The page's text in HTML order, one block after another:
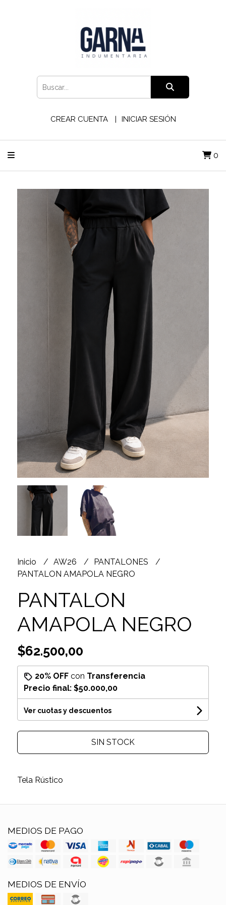
CREAR CUENTA INICIAR SESIÓN
0
Inicio AW26
PANTALONES
PANTALON AMAPOLA NEGRO
PANTALON
AMAPOLA NEGRO
$62.500,00
20% OFFcon Transferencia
Precio final: $50.000,00
Ver cuotas y descuentos
SIN STOCK
Tela Rústico
MEDIOS DE PAGO
MEDIOS DE ENVÍO